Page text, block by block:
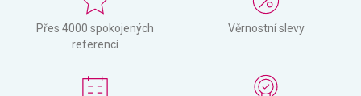
Přes 4000 spokojených
referencí
Věrnostní slevy